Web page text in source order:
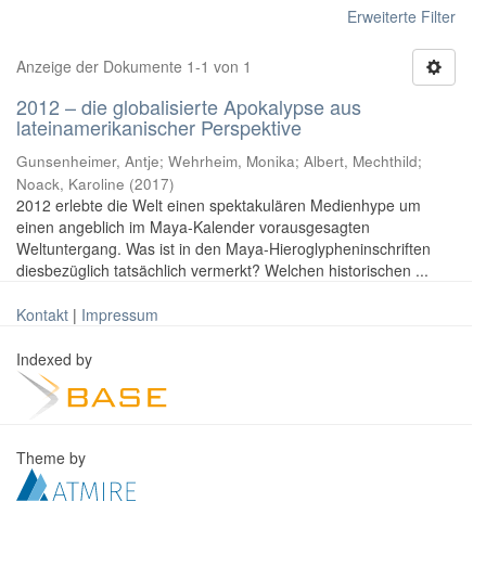
Erweiterte Filter
Anzeige der Dokumente 1-1 von 1
2012 – die globalisierte Apokalypse aus
lateinamerikanischer Perspektive
Gunsenheimer, Antje; Wehrheim, Monika; Albert, Mechthild;
Noack, Karoline (2017)
2012 erlebte die Welt einen spektakulären Medienhype um
einen angeblich im Maya-Kalender vorausgesagten
Weltuntergang. Was ist in den Maya-Hieroglypheninschriften
diesbezüglich tatsächlich vermerkt? Welchen historischen ...
Kontakt | Impressum
Indexed by
Theme by